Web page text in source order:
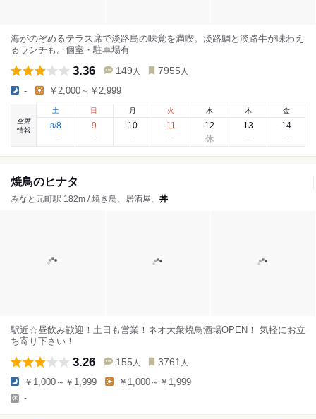
海がのぞめるテラス席で淡路島の味覚を満喫。淡路鯛と淡路牛が味わえ
るランチも。個室・駐車場有
3.36 149 人 7955 人
- ￥2,000～￥2,999
空席
情報
土
8/8
日
9
月
10
火
11
水
12
木
13
金
14
焼鳥のヒナタ
みなと元町駅 182m / 焼き鳥、居酒屋、 丼
駅近☆昼飲み歓迎！土日も営業！ネオ大衆焼鳥酒場OPEN！ 気軽にお立
ち寄り下さい！
3.26 155 人 3761 人
￥1,000～￥1,999 ￥1,000～￥1,999
-